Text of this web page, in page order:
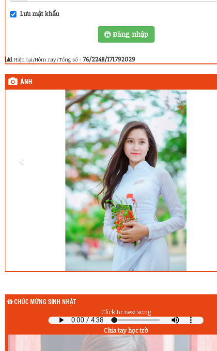
Lưu mật khẩu
Đăng nhập
Hiện tại/Hôm nay/Tổng số : 76/2248/171792029
ẢNH
CHÚC MỪNG SINH NHẬT
Click to next song
Chia tay học trò